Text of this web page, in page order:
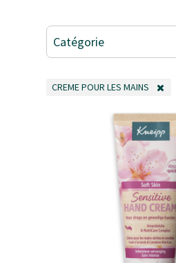
Catégorie
CREME POUR LES MAINS